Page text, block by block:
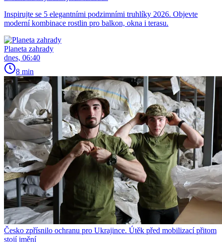
Inspirujte se 5 elegantními podzimními truhlíky 2026. Objevte
moderní kombinace rostlin pro balkon, okna i terasu.
Planeta zahrady
dnes, 06:40
8 min
Česko zpřísnilo ochranu pro Ukrajince. Útěk před mobilizací přitom
stojí jmění